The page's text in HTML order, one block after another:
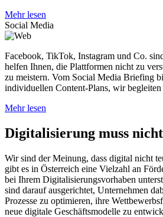
Mehr lesen
Social Media
Facebook, TikTok, Instagram und Co.
helfen Ihnen, die Plattformen nicht zu
zu meistern. Vom Social Media Briefing
individuellen Content-Plans, wir
Mehr lesen
Digitalisierung muss
Wir sind der Meinung, dass digital nicht
gibt es in Österreich eine Vielzahl an
bei Ihrem Digitalisierungsvorhaben
sind darauf ausgerichtet, Unternehmen
Prozesse zu optimieren, ihre
neue digitale Geschäftsmodelle zu